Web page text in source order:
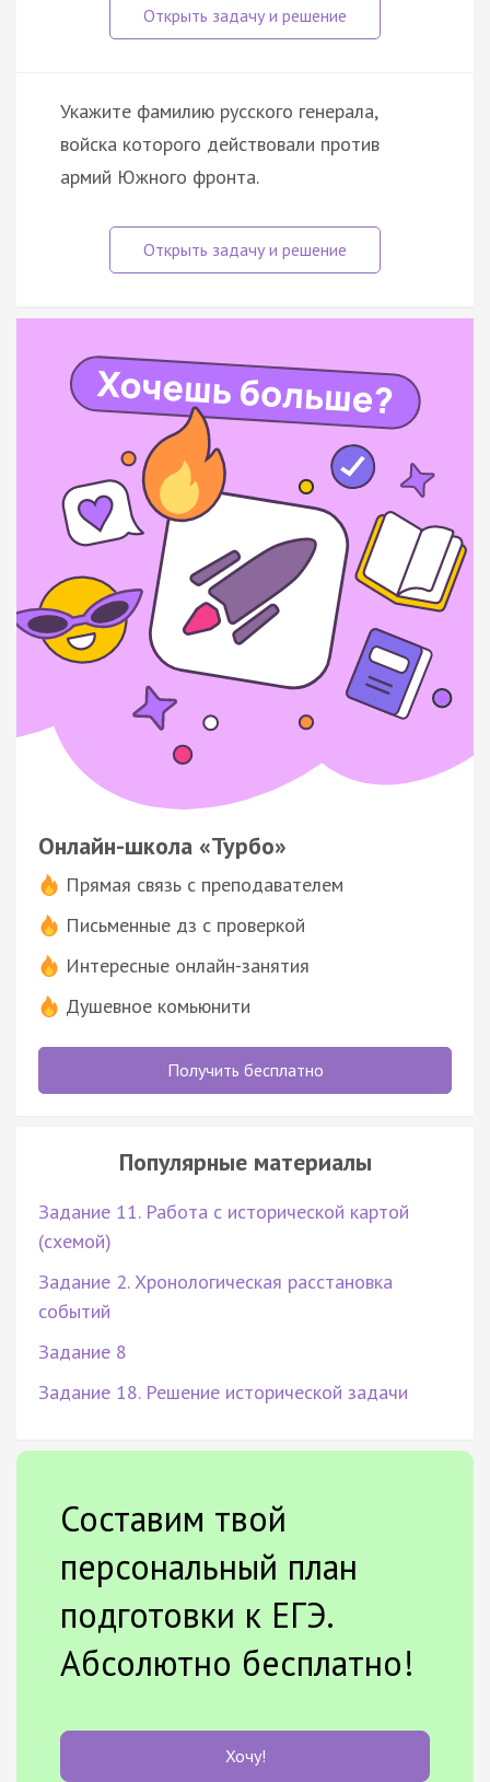
Укажите фамилию русского генерала,
войска которого действовали против
армий Южного фронта.
Онлайн-школа «Турбо»
Прямая связь с преподавателем
Письменные дз с проверкой
Интересные онлайн-занятия
Душевное комьюнити
Получить бесплатно
Популярные материалы
Задание 11. Работа с исторической картой
(схемой)
Задание 2. Хронологическая расстановка
событий
Задание 8
Задание 18. Решение исторической задачи
Составим твой
персональный план
подготовки к ЕГЭ.
Абсолютно бесплатно!
Хочу!